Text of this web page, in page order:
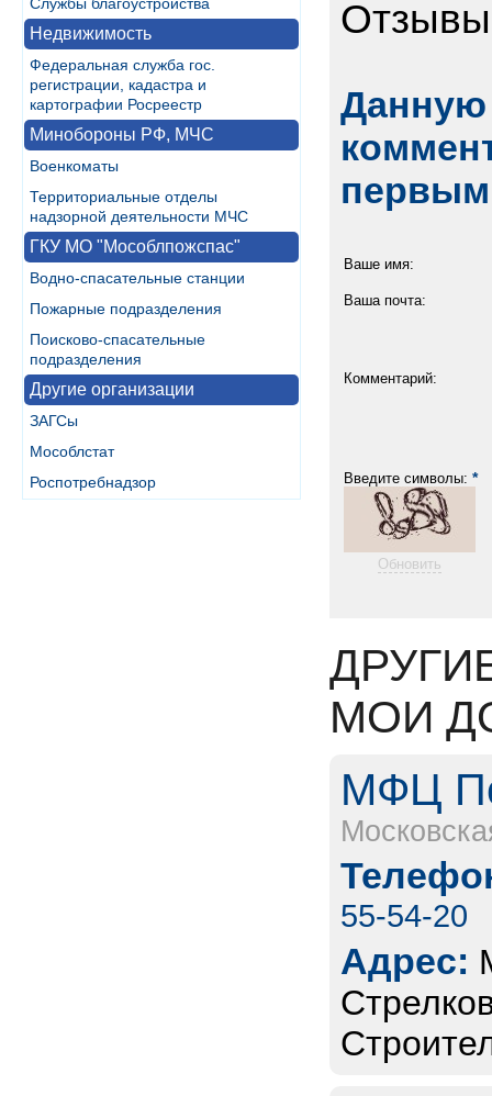
Недвижимость
Федеральная служба гос.
регистрации, кадастра и
картографии Росреестр
Минобороны РФ, МЧС
Военкоматы
Территориальные отделы
надзорной деятельности МЧС
ГКУ МО "Мособлпожспас"
Водно-спасательные станции
Пожарные подразделения
Поисково-спасательные
подразделения
Другие организации
ЗАГСы
Мособлстат
Роспотребнадзор
Данную
Ваше имя:
Ваша почта:
Комментарий:
Введите символы: *
Обновить
МОИ
МФЦ
55-54-20
Адрес: